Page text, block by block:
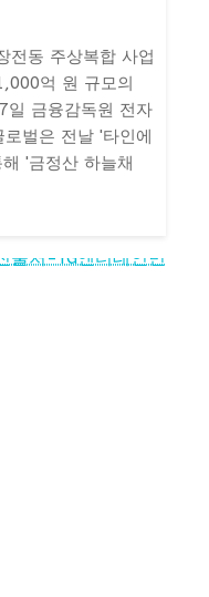
전동 주상복합 사업
억 원 규모의
일 금융감독원 전자
벌은 전날 '타인에
'금정산 하늘채